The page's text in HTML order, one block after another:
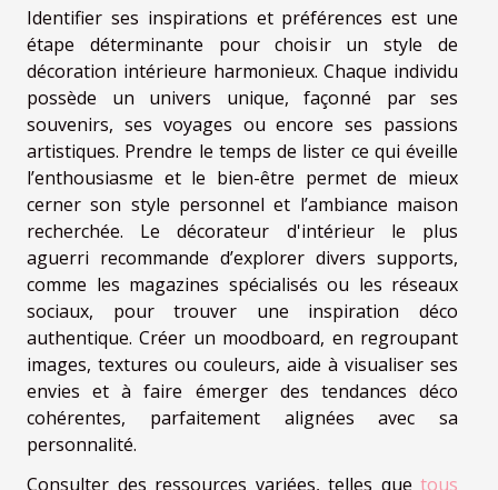
Identifier ses inspirations et préférences est une
étape déterminante pour choisir un style de
décoration intérieure harmonieux. Chaque individu
possède un univers unique, façonné par ses
souvenirs, ses voyages ou encore ses passions
artistiques. Prendre le temps de lister ce qui éveille
l’enthousiasme et le bien-être permet de mieux
cerner son style personnel et l’ambiance maison
recherchée. Le décorateur d'intérieur le plus
aguerri recommande d’explorer divers supports,
comme les magazines spécialisés ou les réseaux
sociaux, pour trouver une inspiration déco
authentique. Créer un moodboard, en regroupant
images, textures ou couleurs, aide à visualiser ses
envies et à faire émerger des tendances déco
cohérentes, parfaitement alignées avec sa
personnalité.
Consulter des ressources variées, telles que tous